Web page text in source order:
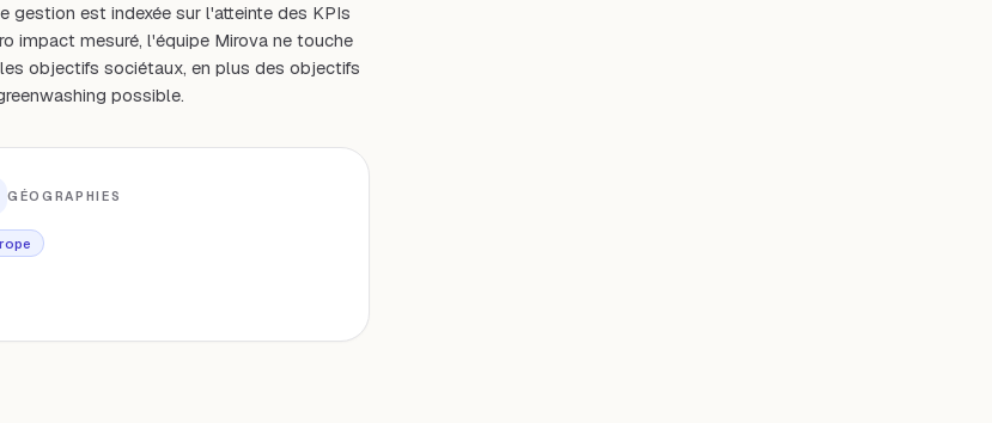
gestion est indexée sur l'atteinte des KPIs
impact mesuré, l'équipe Mirova ne touche
objectifs sociétaux, en plus des objectifs
possible.
GÉOGRAPHIES